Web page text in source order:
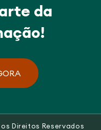
da
Direitos Reservados